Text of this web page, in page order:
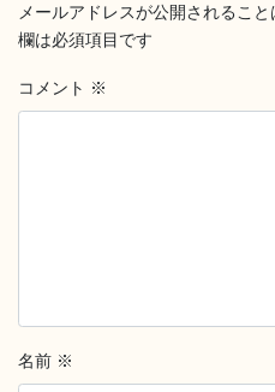
メールアドレスが公開されること
欄は必須項目です
コメント ※
名前 ※